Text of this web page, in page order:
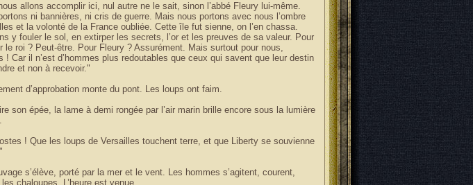
allons accomplir ici, nul autre ne le sait, sinon l’abbé Fleury lui-même.
ni bannières, ni cris de guerre. Mais nous portons avec nous l’ombre
et la volonté de la France oubliée. Cette île fut sienne, on l’en chassa.
y fouler le sol, en extirper les secrets, l’or et les preuves de sa valeur. Pour
le roi ? Peut-être. Pour Fleury ? Assurément. Mais surtout pour nous,
! Car il n’est d’hommes plus redoutables que ceux qui savent que leur destin
et non à recevoir."
d’approbation monte du pont. Les loups ont faim.
son épée, la lame à demi rongée par l’air marin brille encore sous la lumière
! Que les loups de Versailles touchent terre, et que Liberty se souvienne
s’élève, porté par la mer et le vent. Les hommes s’agitent, courent,
chaloupes. L’heure est venue.